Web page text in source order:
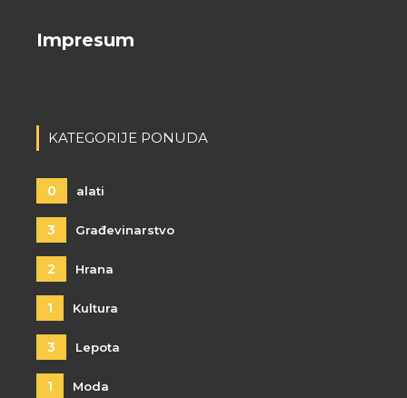
Impresum
KATEGORIJE PONUDA
0 alati
3 Građevinarstvo
2 Hrana
1 Kultura
3 Lepota
1 Moda